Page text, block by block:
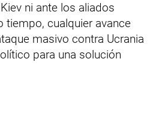
ni ante los aliados
tiempo, cualquier avance
masivo contra Ucrania
para una solución